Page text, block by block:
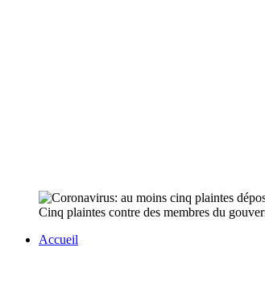
Cinq plaintes contre des membres du
Accueil